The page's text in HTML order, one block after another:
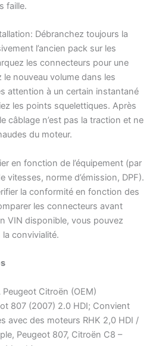
faille.
Débranchez toujours la
l’ancien pack sur les
les connecteurs pour une
nouveau volume dans les
attention à un certain instantané
les points squelettiques. Après
câblage n’est pas la traction et ne
du moteur.
en fonction de l’équipement (par
vitesses, norme d’émission, DPF).
la conformité en fonction des
les connecteurs avant
VIN disponible, vous pouvez
convivialité.
Peugeot Citroën (OEM)
807 (2007) 2.0 HDI; Convient
avec des moteurs RHK 2,0 HDI /
Peugeot 807, Citroën C8 –